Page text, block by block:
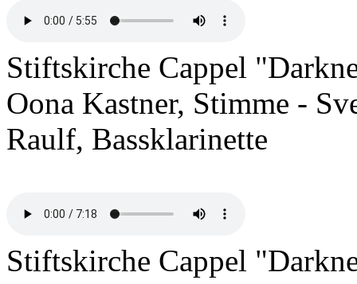
Stiftskirche Cappel
Oona Kastner, Stimme -
Raulf, Bassklarinette
Stiftskirche Cappel